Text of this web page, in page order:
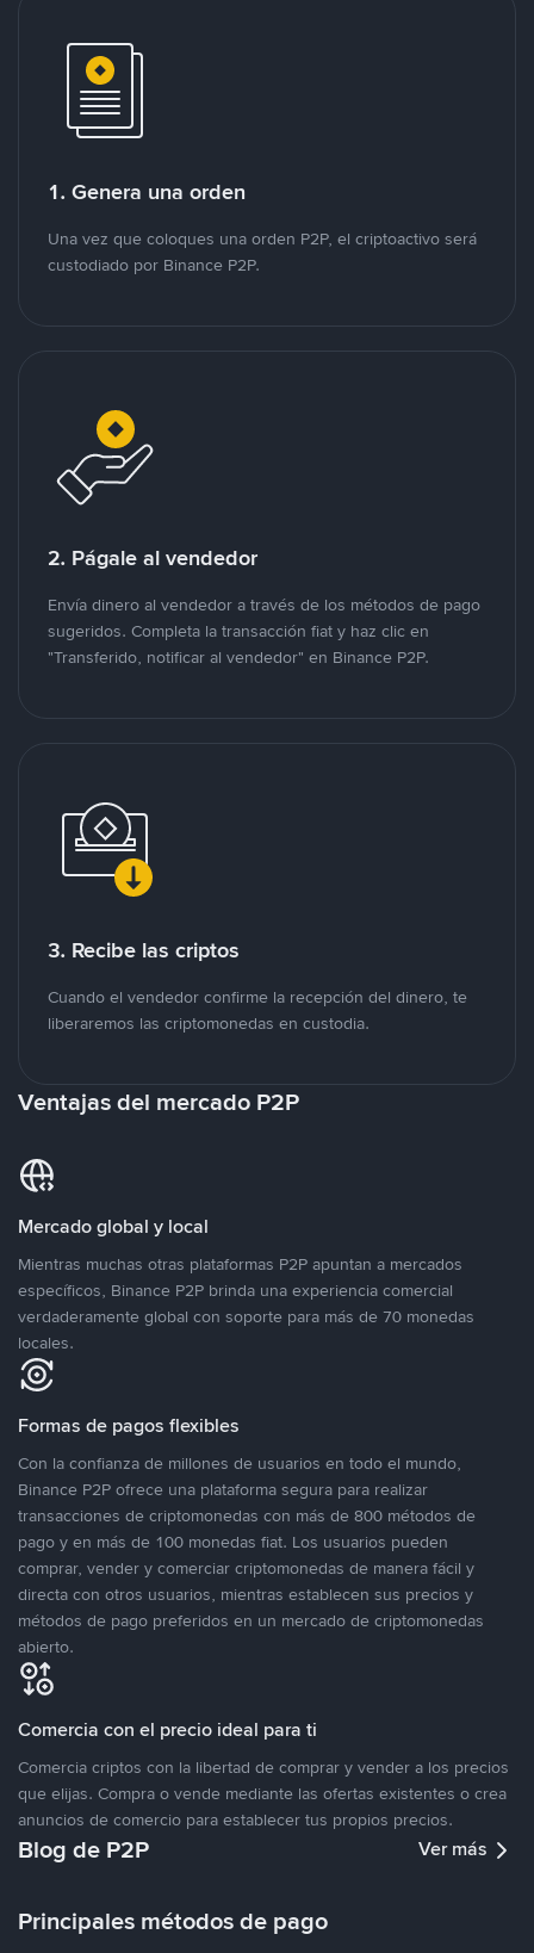
1. Genera una orden
Una vez que coloques una orden P2P, el criptoactivo será
custodiado por Binance P2P.
2. Págale al vendedor
Envía dinero al vendedor a través de los métodos de pago
sugeridos. Completa la transacción fiat y haz clic en
"Transferido, notificar al vendedor" en Binance P2P.
3. Recibe las criptos
Cuando el vendedor confirme la recepción del dinero, te
liberaremos las criptomonedas en custodia.
Ventajas del mercado P2P
Mercado global y local
Mientras muchas otras plataformas P2P apuntan a mercados
específicos, Binance P2P brinda una experiencia comercial
verdaderamente global con soporte para más de 70 monedas
locales.
Formas de pagos flexibles
Con la confianza de millones de usuarios en todo el mundo,
Binance P2P ofrece una plataforma segura para realizar
transacciones de criptomonedas con más de 800 métodos de
pago y en más de 100 monedas fiat. Los usuarios pueden
comprar, vender y comerciar criptomonedas de manera fácil y
directa con otros usuarios, mientras establecen sus precios y
métodos de pago preferidos en un mercado de criptomonedas
abierto.
Comercia con el precio ideal para ti
Comercia criptos con la libertad de comprar y vender a los precios
que elijas. Compra o vende mediante las ofertas existentes o crea
anuncios de comercio para establecer tus propios precios.
Blog de P2P Ver más
Principales métodos de pago